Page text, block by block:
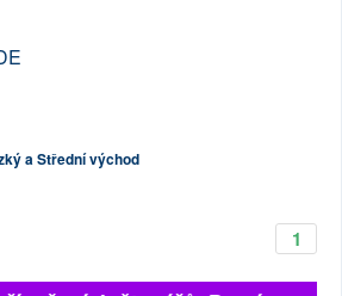
a Střední východ
1